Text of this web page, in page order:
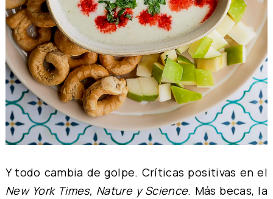
Y todo cambia de golpe. Críticas positivas en el
New York Times, Nature y Science. Más becas, la